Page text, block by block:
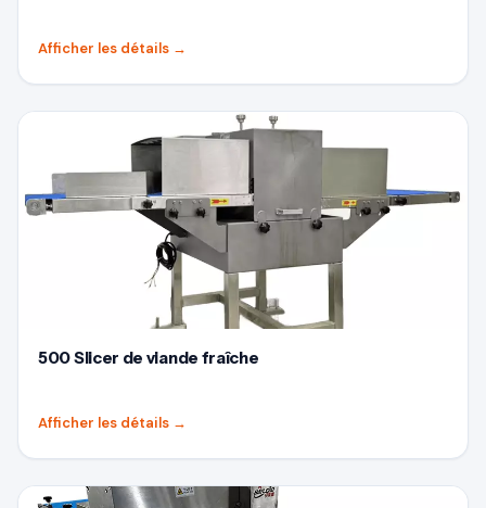
Afficher les détails →
500 Slicer de viande fraîche
Afficher les détails →